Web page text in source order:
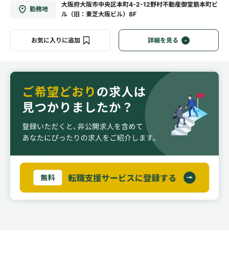
勤務地
大阪府大阪市中央区本町4-2-12野村不動産御堂筋本町ビ
ル（旧：東芝大阪ビル）8F
お気に入りに追加 詳細を見る